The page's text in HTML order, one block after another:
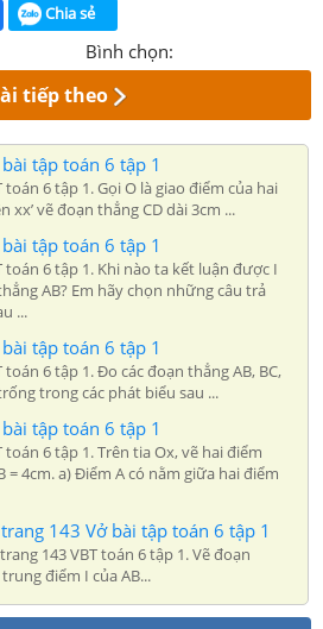
Chia sẻ
Bình chọn:
tiếp theo
tập toán 6 tập 1
toán 6 tập 1. Gọi O là giao điểm của hai
xx’ vẽ đoạn thẳng CD dài 3cm ...
tập toán 6 tập 1
toán 6 tập 1. Khi nào ta kết luận được I
AB? Em hãy chọn những câu trả
...
tập toán 6 tập 1
toán 6 tập 1. Đo các đoạn thẳng AB, BC,
trong các phát biểu sau ...
tập toán 6 tập 1
toán 6 tập 1. Trên tia Ox, vẽ hai điểm
= 4cm. a) Điểm A có nằm giữa hai điểm
143 Vở bài tập toán 6 tập 1
143 VBT toán 6 tập 1. Vẽ đoạn
điểm I của AB...